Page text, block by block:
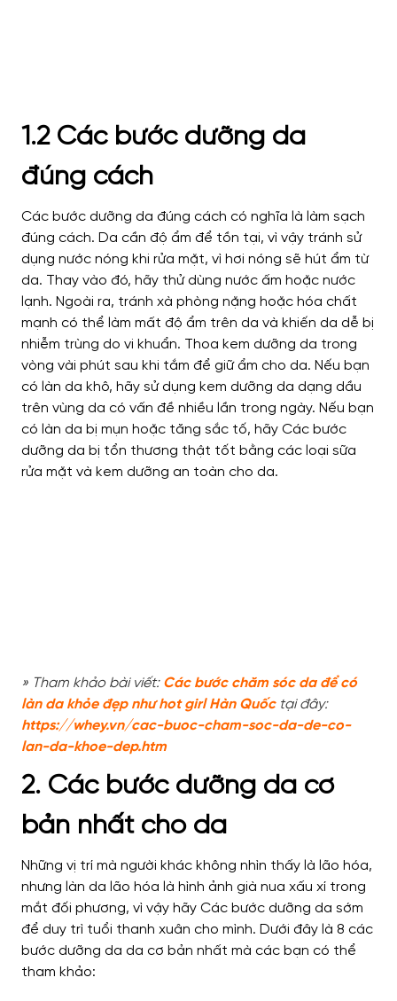
1.2 Các bước dưỡng da
đúng cách
Các bước dưỡng da đúng cách có nghĩa là làm sạch
đúng cách. Da cần độ ẩm để tồn tại, vì vậy tránh sử
dụng nước nóng khi rửa mặt, vì hơi nóng sẽ hút ẩm từ
da. Thay vào đó, hãy thử dùng nước ấm hoặc nước
lạnh. Ngoài ra, tránh xà phòng nặng hoặc hóa chất
mạnh có thể làm mất độ ẩm trên da và khiến da dễ bị
nhiễm trùng do vi khuẩn. Thoa kem dưỡng da trong
vòng vài phút sau khi tắm để giữ ẩm cho da. Nếu bạn
có làn da khô, hãy sử dụng kem dưỡng da dạng dầu
trên vùng da có vấn đề nhiều lần trong ngày. Nếu bạn
có làn da bị mụn hoặc tăng sắc tố, hãy Các bước
dưỡng da bị tổn thương thật tốt bằng các loại sữa
rửa mặt và kem dưỡng an toàn cho da.
» Tham khảo bài viết: Các bước chăm sóc da để có
làn da khỏe đẹp như hot girl Hàn Quốc tại đây:
https://whey.vn/cac-buoc-cham-soc-da-de-co-
lan-da-khoe-dep.htm
2. Các bước dưỡng da cơ
bản nhất cho da
Những vị trí mà người khác không nhìn thấy là lão hóa,
nhưng làn da lão hóa là hình ảnh già nua xấu xí trong
mắt đối phương, vì vậy hãy Các bước dưỡng da sớm
để duy trì tuổi thanh xuân cho mình. Dưới đây là 8 các
bước dưỡng da da cơ bản nhất mà các bạn có thể
tham khảo: